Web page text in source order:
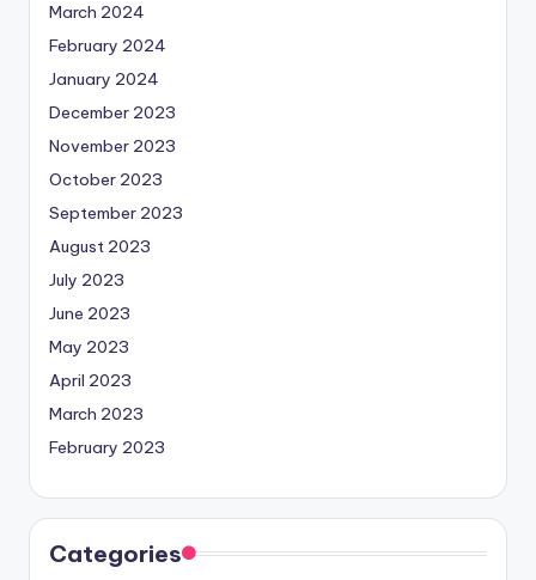
March 2024
February 2024
January 2024
December 2023
November 2023
October 2023
September 2023
August 2023
July 2023
June 2023
May 2023
April 2023
March 2023
February 2023
Categories